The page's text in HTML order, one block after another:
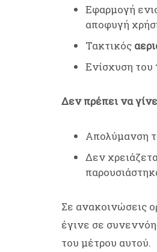
Εφαρμογή
αποφυγή
Τακτικός
Ενίσχυση του
Δεν πρέπει να
Απολύμανση
Δεν
Σε ανακοινώσεις
έγινε σε
του μέτρου αυτού.